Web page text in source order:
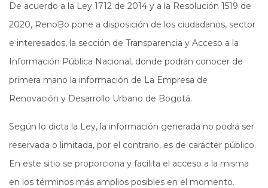
De acuerdo a la Ley 1712 de 2014 y a la Resolución 1519 de
2020, RenoBo pone a disposición de los ciudadanos, sector
e interesados, la sección de Transparencia y Acceso a la
Información Pública Nacional, donde podrán conocer de
primera mano la información de La Empresa de
Renovación y Desarrollo Urbano de Bogotá.
Según lo dicta la Ley, la información generada no podrá ser
reservada o limitada, por el contrario, es de carácter público.
En este sitio se proporciona y facilita el acceso a la misma
en los términos más amplios posibles en el momento.